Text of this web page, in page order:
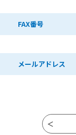
FAX番号
メールアドレス